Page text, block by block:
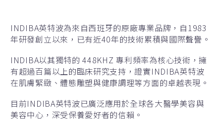
INDIBA英特波為來自西班牙的原廠專業品牌，自1983
年研發創立以來，已有近40年的技術累積與國際聲譽。
INDIBA以其獨特的 448KHZ 專利頻率為核心技術，擁
有超過百篇以上的臨床研究支持，證實INDIBA英特波
在肌膚緊緻、體態雕塑與健康調理等方面的卓越表現。
目前INDIBA英特波已廣泛應用於全球各大醫學美容與
美容中心，深受保養愛好者的信賴。